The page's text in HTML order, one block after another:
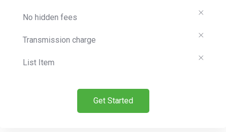
No hidden fees
Transmission charge
List Item
Get Started